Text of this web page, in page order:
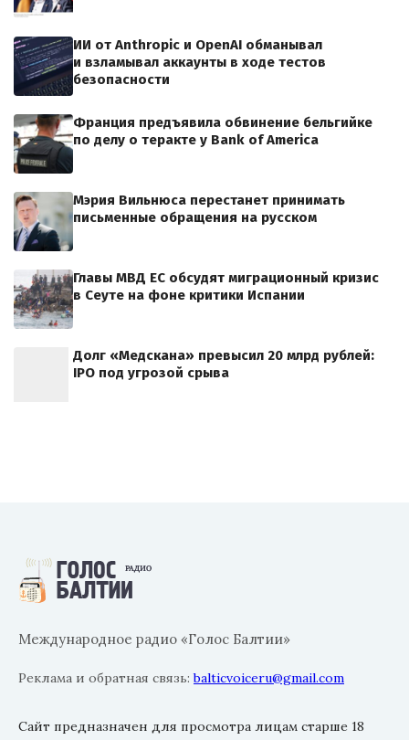
ИИ от Anthropic и OpenAI обманывал
и взламывал аккаунты в ходе тестов
безопасности
Франция предъявила обвинение бельгийке
по делу о теракте у Bank of America
Мэрия Вильнюса перестанет принимать
письменные обращения на русском
Главы МВД ЕС обсудят миграционный кризис
в Сеуте на фоне критики Испании
Долг «Медскана» превысил 20 млрд рублей:
IPO под угрозой срыва
Международное радио «Голос Балтии»
Реклама и обратная связь:balticvoiceru@gmail.com
Сайт предназначен для просмотра лицам старше 18